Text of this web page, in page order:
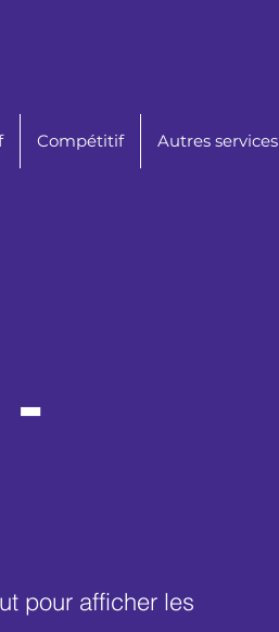
Compétitif Autres services
pour afficher les